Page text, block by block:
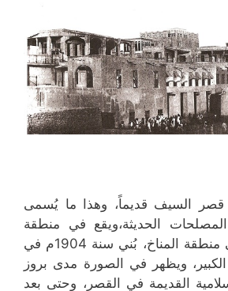
السيف قديماً، وهذا ما يُسمى
الحديثة،ويقع في منطقة
السوق بالأخص في منطقة المناخ، بُني سنة 1904م في
ويظهر في الصورة مدى بروز
القديمة في القصر، وحتى بعد